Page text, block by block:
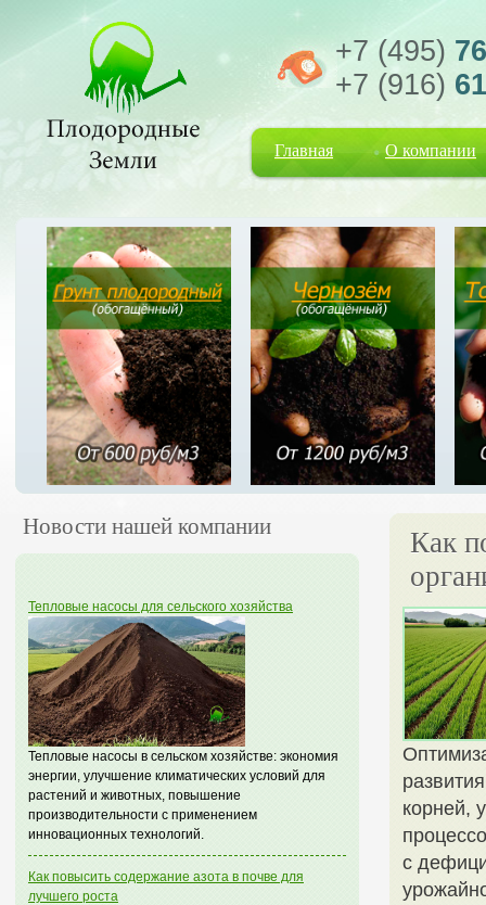
+7 (495)
+7 (916)
Главная О компании
Новости нашей компании
Тепловые насосы для сельского хозяйства
Тепловые насосы в сельском хозяйстве: экономия
энергии, улучшение климатических условий для
растений и животных, повышение
производительности с применением
инновационных технологий.
Как повысить содержание азота в почве для
лучшего роста
Как
корней,
с